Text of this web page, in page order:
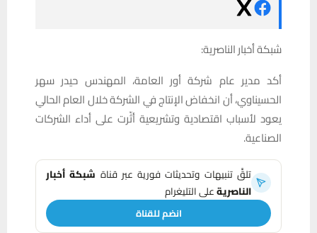
شبكة أخبار الناصرية:
أكد مدير عام شركة أور العامة، المهندس حيدر سهر
الحسيناوي، أن انخفاض الإنتاج في الشركة خلال العام الحالي
يعود لأسباب اقتصادية وتشريعية أثّرت على أداء الشركات
الصناعية.
تلقَّ تنبيهات وتحديثات فورية عبر قناة شبكة أخبار
الناصريةعلى التليغرام
انضم للقناة